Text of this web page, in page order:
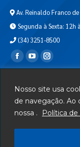
Nosso site usa
de navegação. Ao
nossa .
Política de
Av. Reinaldo Franco
Segunda à Sexta: 12h
(34) 3251-8500
Encontre-nos em:
Departamento de
Serviços